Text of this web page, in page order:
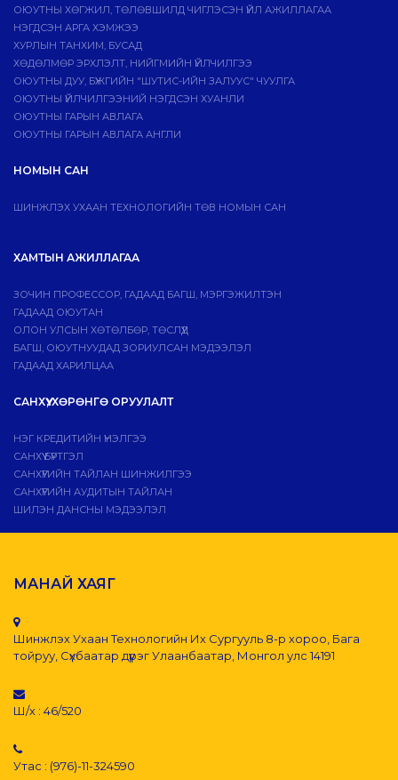
ОЮУТНЫ ХӨГЖИЛ, ТӨЛӨВШИЛД ЧИГЛЭСЭН ҮЙЛ АЖИЛЛАГАА
НЭГДСЭН АРГА ХЭМЖЭЭ
ХУРЛЫН ТАНХИМ, БУСАД
ХӨДӨЛМӨР ЭРХЛЭЛТ, НИЙГМИЙН ҮЙЛЧИЛГЭЭ
ОЮУТНЫ ДУУ, БҮЖГИЙН "ШУТИС-ИЙН ЗАЛУУС" ЧУУЛГА
ОЮУТНЫ ҮЙЛЧИЛГЭЭНИЙ НЭГДСЭН ХУАНЛИ
ОЮУТНЫ ГАРЫН АВЛАГА
ОЮУТНЫ ГАРЫН АВЛАГА АНГЛИ
НОМЫН САН
ШИНЖЛЭХ УХААН ТЕХНОЛОГИЙН ТӨВ НОМЫН САН
ХАМТЫН АЖИЛЛАГАА
ЗОЧИН ПРОФЕССОР, ГАДААД БАГШ, МЭРГЭЖИЛТЭН
ГАДААД ОЮУТАН
ОЛОН УЛСЫН ХӨТӨЛБӨР, ТӨСЛҮҮД
БАГШ, ОЮУТНУУДАД ЗОРИУЛСАН МЭДЭЭЛЭЛ
ГАДААД ХАРИЛЦАА
САНХҮҮ, ХӨРӨНГӨ ОРУУЛАЛТ
НЭГ КРЕДИТИЙН ҮНЭЛГЭЭ
САНХҮҮ БҮРТГЭЛ
САНХҮҮГИЙН ТАЙЛАН ШИНЖИЛГЭЭ
САНХҮҮГИЙН АУДИТЫН ТАЙЛАН
ШИЛЭН ДАНСНЫ МЭДЭЭЛЭЛ
МАНАЙ ХАЯГ
Шинжлэх Ухаан Технологийн Их Сургууль 8-р хороо, Бага
тойруу, Сүхбаатар дүүрэг Улаанбаатар, Монгол улс 14191
Ш/х : 46/520
Утас : (976)-11-324590